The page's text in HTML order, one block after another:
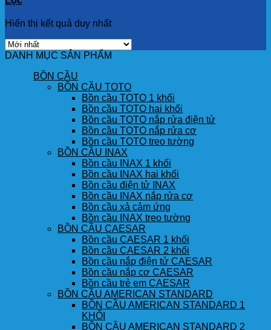
Hiển thị kết quả duy nhất
DANH MỤC SẢN PHẨM
BỒN CẦU
BỒN CẦU TOTO
Bồn cầu TOTO 1 khối
Bồn cầu TOTO hai khối
Bồn cầu TOTO nắp rửa điện tử
Bồn cầu TOTO nắp rửa cơ
Bồn cầu TOTO treo tường
BỒN CẦU INAX
Bồn cầu INAX 1 khối
Bồn cầu INAX hai khối
Bồn cầu điện tử INAX
Bồn cầu INAX nắp rửa cơ
Bồn cầu xả cảm ứng
Bồn cầu INAX treo tường
BỒN CẦU CAESAR
Bồn cầu CAESAR 1 khối
Bồn cầu CAESAR 2 khối
Bồn cầu nắp điện tử CAESAR
Bồn cầu nắp cơ CAESAR
Bồn cầu trẻ em CAESAR
BỒN CẦU AMERICAN STANDARD
BỒN CẦU AMERICAN STANDARD 1
KHỐI
BỒN CẦU AMERICAN STANDARD 2